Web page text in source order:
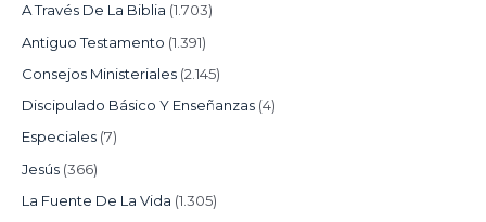
A Través De La Biblia (1.703)
Antiguo Testamento (1.391)
Consejos Ministeriales (2.145)
Discipulado Básico Y Enseñanzas (4)
Especiales (7)
Jesús (366)
La Fuente De La Vida (1.305)